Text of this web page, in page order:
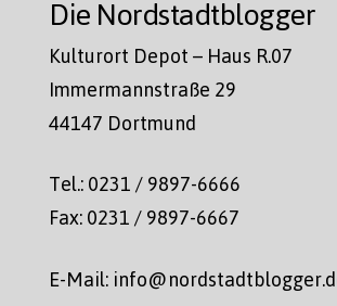
Die Nordstadtblogger
Kulturort Depot – Haus R.07
Immermannstraße 29
44147 Dortmund
Tel.: 0231 / 9897-6666
Fax: 0231 / 9897-6667
E-Mail: